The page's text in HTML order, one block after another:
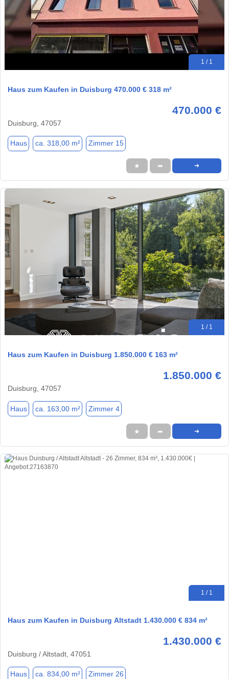
1 / 1
Haus zum Kaufen in Duisburg 470.000 € 318 m²
470.000 €
Duisburg, 47057
Haus ca. 318,00 m² Zimmer 15
★ ➦ ➜
1 / 1
Haus zum Kaufen in Duisburg 1.850.000 € 163 m²
1.850.000 €
Duisburg, 47057
Haus ca. 163,00 m² Zimmer 4
★ ➦ ➜
1 / 1
Haus zum Kaufen in Duisburg Altstadt 1.430.000 € 834 m²
1.430.000 €
Duisburg / Altstadt, 47051
Haus ca. 834,00 m² Zimmer 26